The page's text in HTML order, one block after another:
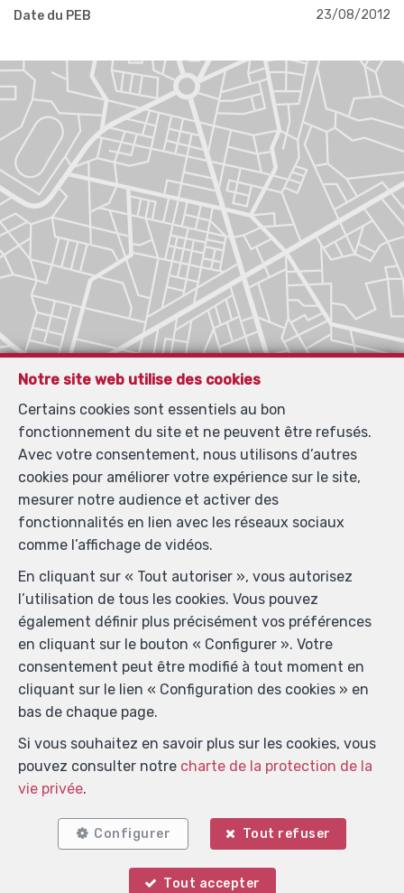
Date du PEB 23/08/2012
Localiser sur la carte
Notre site web utilise des cookies
Certains cookies sont essentiels au bon
fonctionnement du site et ne peuvent être refusés.
Avec votre consentement, nous utilisons d’autres
cookies pour améliorer votre expérience sur le site,
mesurer notre audience et activer des
fonctionnalités en lien avec les réseaux sociaux
comme l’affichage de vidéos.
En cliquant sur « Tout autoriser », vous autorisez
l’utilisation de tous les cookies. Vous pouvez
également définir plus précisément vos préférences
en cliquant sur le bouton « Configurer ». Votre
consentement peut être modifié à tout moment en
cliquant sur le lien « Configuration des cookies » en
bas de chaque page.
Si vous souhaitez en savoir plus sur les cookies, vous
pouvez consulter notre charte de la protection de la
vie privée.
Configurer Tout refuser
Tout accepter